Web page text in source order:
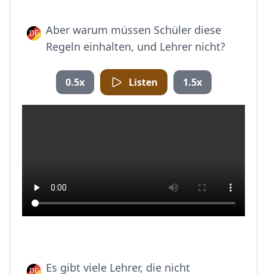
Aber warum müssen Schüler diese
Regeln einhalten, und Lehrer nicht?
0.5x Listen 1.5x
Es gibt viele Lehrer, die nicht